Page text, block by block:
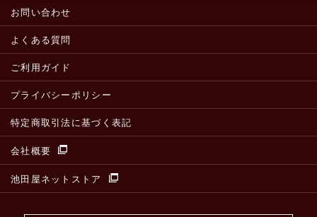
お問い合わせ
よくある質問
ご利用ガイド
プライバシーポリシー
特定商取引法に基づく表記
会社概要
池田屋ネットストア